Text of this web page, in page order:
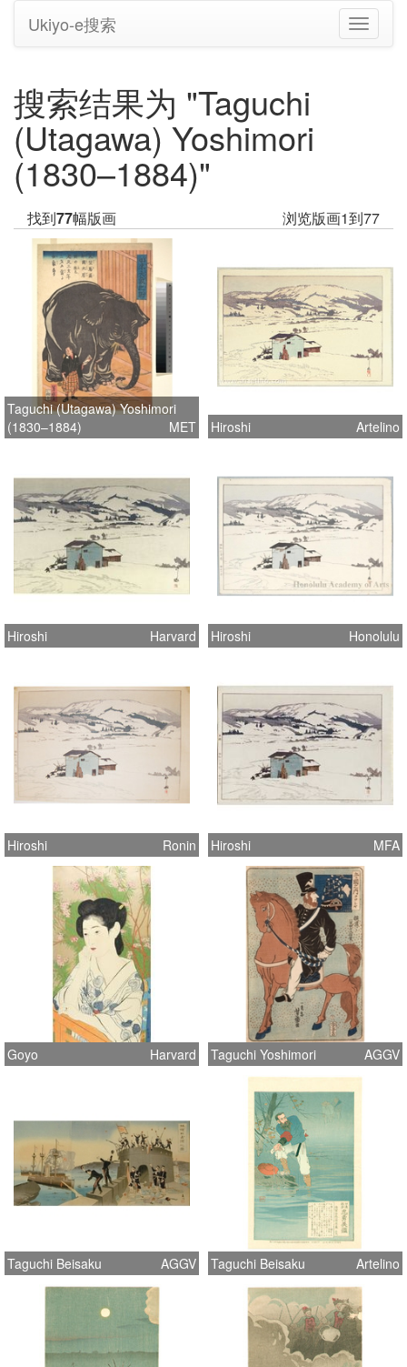
切
换
Ukiyo-e搜索
搜索结果为 "Taguchi
(Utagawa) Yoshimori
(1830–1884)"
找到77幅版画 浏览版画1到77
Taguchi (Utagawa) Yoshimori
(1830–1884)
MET Hiroshi Artelino
Hiroshi Harvard Hiroshi Honolulu
Hiroshi Ronin Hiroshi MFA
Goyo Harvard Taguchi Yoshimori AGGV
Taguchi Beisaku AGGV Taguchi Beisaku Artelino